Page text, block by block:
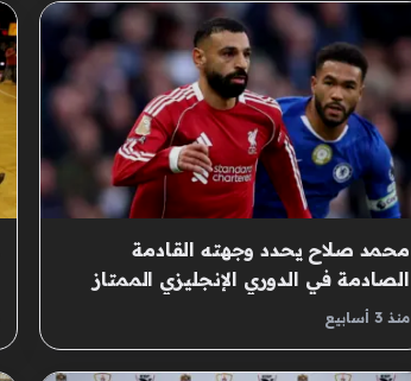
محمد صلاح يحدد وجهته القادمة
الصادمة في الدوري الإنجليزي الممتاز
لكرة القدممنذ 3 أسابيع